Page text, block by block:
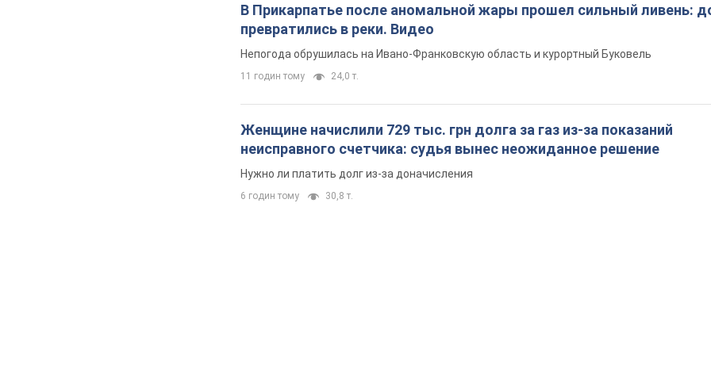
В Прикарпатье после аномальной жары прошел сильный ливень:
превратились в реки. Видео
Непогода обрушилась на Ивано-Франковскую область и курортный Буковель
11 годин тому 24,0 т.
Женщине начислили 729 тыс. грн долга за газ из-за показаний
неисправного счетчика: судья вынес неожиданное решение
Нужно ли платить долг из-за доначисления
6 годин тому 30,8 т.